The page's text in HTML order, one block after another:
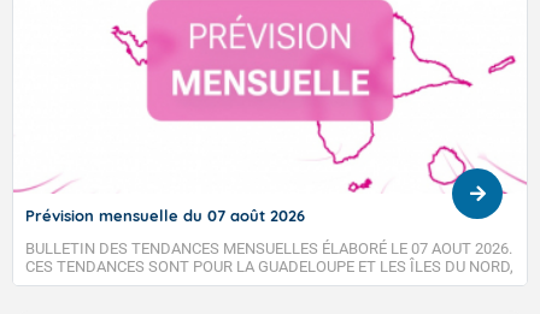
Prévision mensuelle du 07 août 2026
BULLETIN DES TENDANCES MENSUELLES ÉLABORÉ LE 07 AOUT 2026.
CES TENDANCES SONT POUR LA GUADELOUPE ET LES ÎLES DU NORD,
SAINT-MARTIN ET SAINT-BARTHÉLEMY.